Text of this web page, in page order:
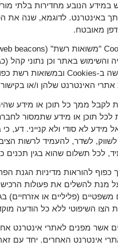
במידע הנובע מחדירות
באינטרנט. לדוגמא, שנה את
מאובטח.
האינטרנט שלהן ו/או
לקבל ממך כל תוכן או מידע
לכל תוכן או מידע שתמסור
מידע לא סודי ולא קנייני. דע,
לשדר, להעמיד לרשות
לכל תשלום שהוא בגין
כפוף להוראות מדיניות
מנת להשלים את פעולות
משפטיים (פליליים או
הצו השיפוטי ללא כל הודעה
אשר מפנים לאתרי
אינטרנט האחרים. יחד עם